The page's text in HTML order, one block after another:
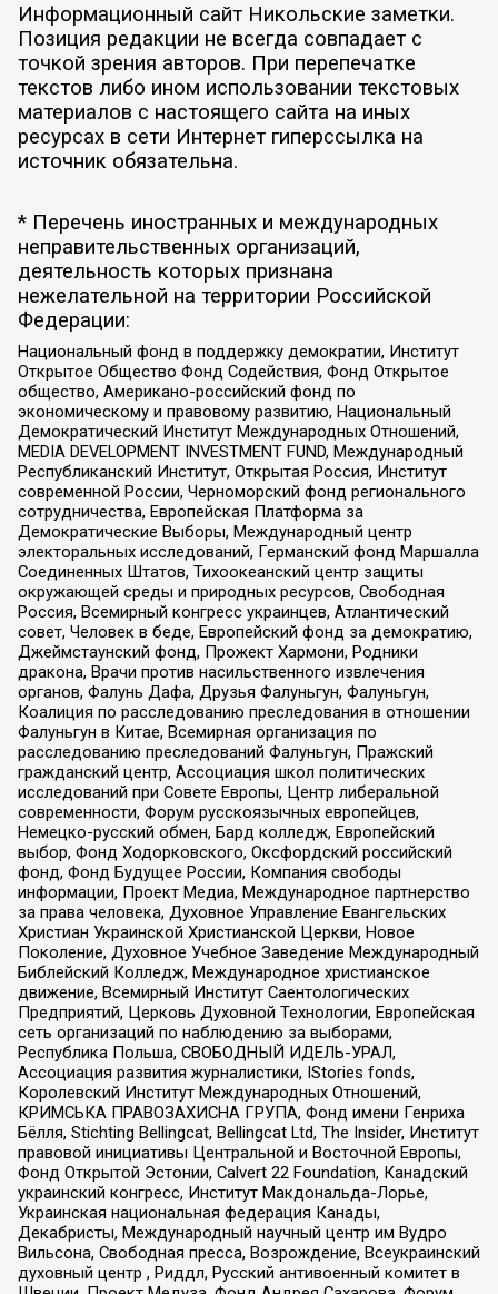
Информационный сайт Никольские заметки.
Позиция редакции не всегда совпадает с
точкой зрения авторов. При перепечатке
текстов либо ином использовании текстовых
материалов с настоящего сайта на иных
ресурсах в сети Интернет гиперссылка на
источник обязательна.
* Перечень иностранных и международных
неправительственных организаций,
деятельность которых признана
нежелательной на территории Российской
Федерации:
Национальный фонд в поддержку демократии, Институт
Открытое Общество Фонд Содействия, Фонд Открытое
общество, Американо-российский фонд по
экономическому и правовому развитию, Национальный
Демократический Институт Международных Отношений,
MEDIA DEVELOPMENT INVESTMENT FUND, Международный
Республиканский Институт, Открытая Россия, Институт
современной России, Черноморский фонд регионального
сотрудничества, Европейская Платформа за
Демократические Выборы, Международный центр
электоральных исследований, Германский фонд Маршалла
Соединенных Штатов, Тихоокеанский центр защиты
окружающей среды и природных ресурсов, Свободная
Россия, Всемирный конгресс украинцев, Атлантический
совет, Человек в беде, Европейский фонд за демократию,
Джеймстаунский фонд, Прожект Хармони, Родники
дракона, Врачи против насильственного извлечения
органов, Фалунь Дафа, Друзья Фалуньгун, Фалуньгун,
Коалиция по расследованию преследования в отношении
Фалуньгун в Китае, Всемирная организация по
расследованию преследований Фалуньгун, Пражский
гражданский центр, Ассоциация школ политических
исследований при Совете Европы, Центр либеральной
современности, Форум русскоязычных европейцев,
Немецко-русский обмен, Бард колледж, Европейский
выбор, Фонд Ходорковского, Оксфордский российский
фонд, Фонд Будущее России, Компания свободы
информации, Проект Медиа, Международное партнерство
за права человека, Духовное Управление Евангельских
Христиан Украинской Христианской Церкви, Новое
Поколение, Духовное Учебное Заведение Международный
Библейский Колледж, Международное христианское
движение, Всемирный Институт Саентологических
Предприятий, Церковь Духовной Технологии, Европейская
сеть организаций по наблюдению за выборами,
Республика Польша, СВОБОДНЫЙ ИДЕЛЬ-УРАЛ,
Ассоциация развития журналистики, IStories fonds,
Королевский Институт Международных Отношений,
КРИМСЬКА ПРАВОЗАХИСНА ГРУПА, Фонд имени Генриха
Бёлля, Stichting Bellingcat, Bellingcat Ltd, The Insider, Институт
правовой инициативы Центральной и Восточной Европы,
Фонд Открытой Эстонии, Calvert 22 Foundation, Канадский
украинский конгресс, Институт Макдональда-Лорье,
Украинская национальная федерация Канады,
Декабристы, Международный научный центр им Вудро
Вильсона, Свободная пресса, Возрождение, Всеукраинский
духовный центр , Риддл, Русский антивоенный комитет в